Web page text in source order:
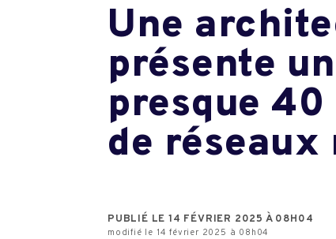
Une
présente
presque
de
PUBLIÉ LE 14 FÉVRIER 2025 À 08H04
modifié le 14 février 2025 à 08h04